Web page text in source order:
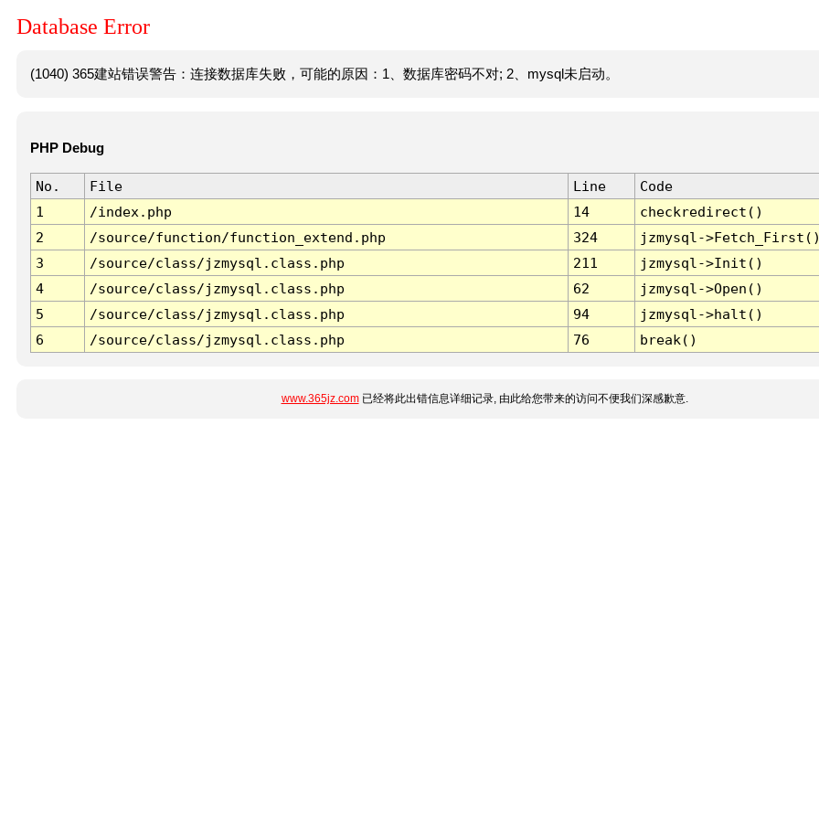
Database Error
(1040) 365建站错误警告：连接数据库失败，可能的原因：1、数据库密码不对; 2、mysql未启动。
PHP Debug
No. File Line
Code
1
/index.php 14
checkredirect()
2
/source/function/function_extend.php 324
jzmysql-
3
/source/class/jzmysql.class.php 211
jzmysql->Init()
4
/source/class/jzmysql.class.php 62
jzmysql->Open()
5
/source/class/jzmysql.class.php 94
jzmysql->halt()
6
/source/class/jzmysql.class.php 76 break()
www.365jz.com已经将此出错信息详细记录, 由此给您带来的访问不便我们深感歉意.